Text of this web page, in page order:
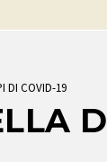
DI COVID-19